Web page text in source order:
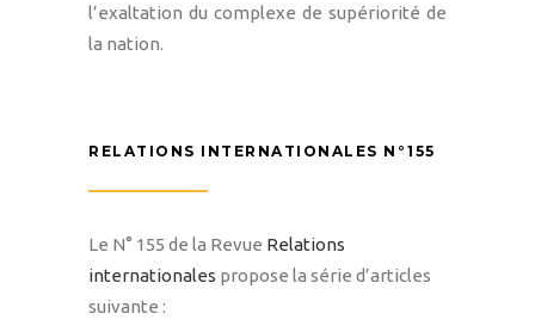
l’exaltation du complexe de supériorité de
la nation.
RELATIONS INTERNATIONALES N°155
Le N° 155 de la Revue Relations
internationales propose la série d’articles
suivante :